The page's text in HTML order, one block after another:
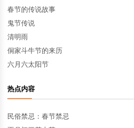
春节的传说故事
鬼节传说
清明雨
侗家斗牛节的来历
六月六太阳节
热点内容
民俗禁忌：春节禁忌